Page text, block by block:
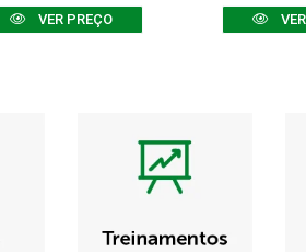
VER PREÇO